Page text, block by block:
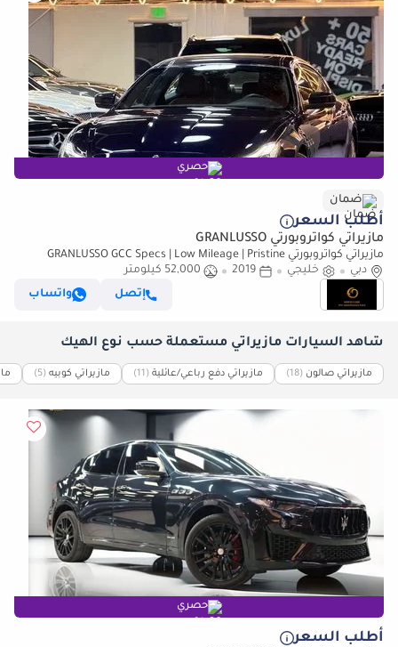
حصري
ضمان
أطلب السعر
مازيراتي كواتروبورتي GRANLUSSO
مازيراتي كواتروبورتي GRANLUSSO GCC Specs | Low Mileage | Pristine
Condition
دبي خليجي 2019
52,000 كيلومتر
إتصل
واتساب
شاهد السيارات مازيراتي مستعملة حسب نوع الهيك
مازيراتي صالون (18) مازيراتي دفع رباعي/عائلية (11) مازيراتي كوبيه (5)
حصري
أطلب السعر